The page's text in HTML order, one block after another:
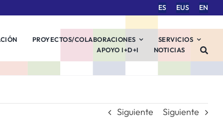
ES EUS EN
PROYECTOS/COLABORACIONES
SERVICIOS
APOYO I+D+I
NOTICIAS
Siguiente Siguiente